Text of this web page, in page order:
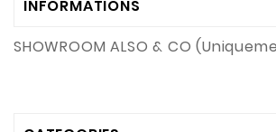
INFORMATIONS
SHOWROOM ALSO & CO